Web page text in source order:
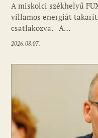
A miskolci székhelyű
villamos energiát
csatlakozva. A…
2026.08.07.